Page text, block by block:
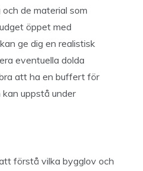
de material som
öppet med
ge dig en realistisk
eventuella dolda
att ha en buffert för
uppstå under
förstå vilka bygglov och